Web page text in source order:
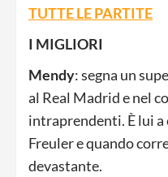
TUTTE LE PARTITE
I MIGLIORI
Mendy: segna un
al Real Madrid e nel
intraprendenti. È lui a
Freuler e quando
devastante.